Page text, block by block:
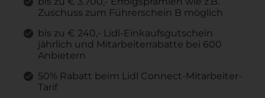
Zuschuss zum Führerschein B möglich
bis zu € 240,- Lidl-Einkaufsgutschein
jährlich und Mitarbeiterrabatte bei 600
Anbietern
50% Rabatt beim Lidl Connect-Mitarbeiter-
Tarif